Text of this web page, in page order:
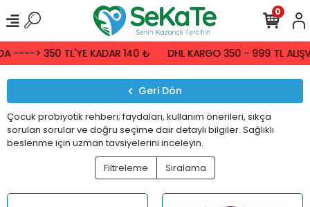
----> 350 TL'YE KADAR 140 ₺ DHL KARGO 350 - 999 TL
0
Geri Dön
Çocuk probiyotik rehberi; faydaları, kullanım önerileri, sıkça
sorulan sorular ve doğru seçime dair detaylı bilgiler. Sağlıklı
beslenme için uzman tavsiyelerini inceleyin.
Filtreleme
Sıralama